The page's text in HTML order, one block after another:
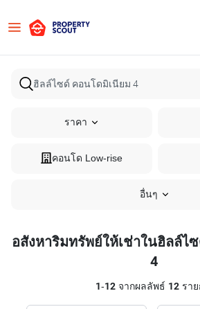
ราคา
คอนโด Low-rise
อื่นๆ
อสังหาริมทรัพย์ให้เช่าในฮิลล์ไ
4
1-12จากผลลัพธ์ 12ราย